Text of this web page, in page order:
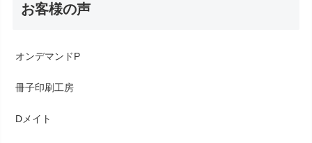
お客様の声
オンデマンドP
冊子印刷工房
Dメイト